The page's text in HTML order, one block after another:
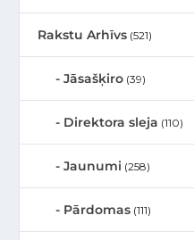
Rakstu Arhīvs (521)
Jāsašķiro (39)
Direktora sleja (110)
Jaunumi (258)
Pārdomas (111)